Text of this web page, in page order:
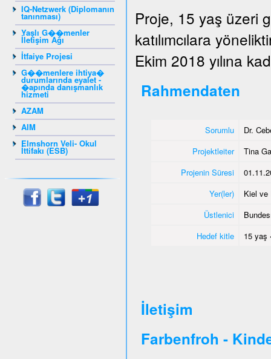
IQ-Netzwerk (Diplomanın
tanınması)
Yaşlı G��menler
İletişim Ağı
İtfaiye Projesi
G��menlere ihtiya�
durumlarında eyalet -
�apında danışmanlık
hizmeti
AZAM
AIM
Elmshorn Veli- Okul
İttifakı (ESB)
Proje, 15 yaş üzeri
katılımcılara
Ekim 2018 yılına
Rahmendaten
Sorumlu
Dr.
Projektleiter
Tina
Projenin Süresi
Yer(ler)
Kiel
Üstlenici
Hedef kitle
15 yaş
İletişim
Farbenfroh -